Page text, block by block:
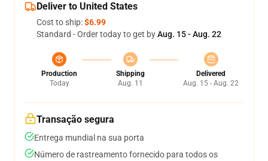
Deliver to United States
Cost to ship:$6.99
Standard - Order today to get byAug. 15 - Aug. 22
Production
Today
Shipping
Aug. 11
Delivered
Aug. 15 - Aug. 22
Transação segura
Entrega mundial na sua porta
Número de rastreamento fornecido para todos os